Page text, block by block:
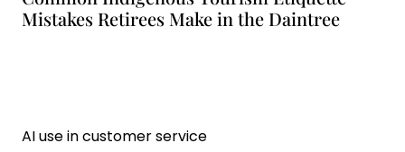
Mistakes Retirees Make in the Daintree
AI use in customer service